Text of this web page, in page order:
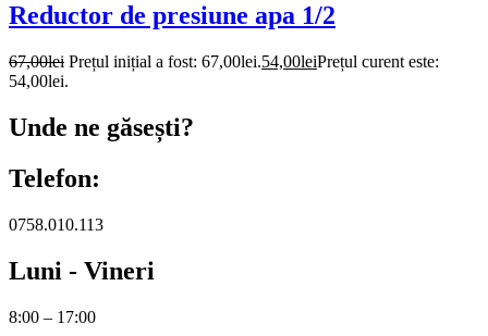
Reductor de presiune apa 1/2
67,00lei Prețul inițial a fost: 67,00lei.54,00leiPrețul curent este:
54,00lei.
Unde ne găsești?
Telefon:
0758.010.113
Luni - Vineri
8:00 – 17:00